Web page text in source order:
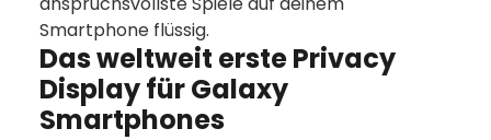
Smartphone flüssig.
Das weltweit erste Privacy
Display für Galaxy
Smartphones